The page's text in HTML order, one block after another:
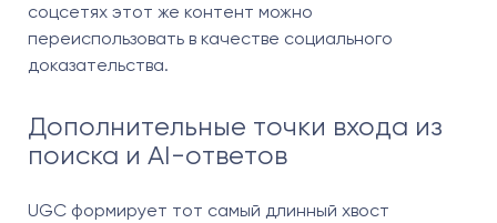
соцсетях этот же контент можно
переиспользовать в качестве социального
доказательства.
Дополнительные точки входа из
поиска и AI-ответов
UGC формирует тот самый длинный хвост